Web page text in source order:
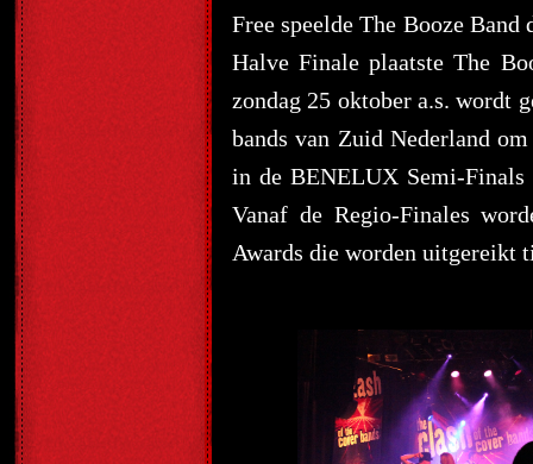
Free speelde The Booze
Halve Finale plaatste The
zondag 25 oktober a.s. wordt
bands van Zuid Nederland
in de BENELUX Semi-Finals
Vanaf de Regio-Finales
Awards die worden uitgereikt